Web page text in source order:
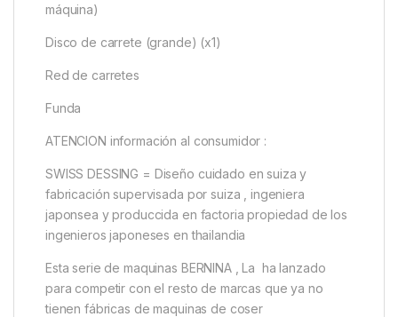
máquina)
Disco de carrete (grande) (x1)
Red de carretes
Funda
ATENCION información al consumidor :
SWISS DESSING = Diseño cuidado en suiza y
fabricación supervisada por suiza , ingeniera
japonsea y produccida en factoria propiedad de los
ingenieros japoneses en thailandia
Esta serie de maquinas BERNINA , La ha lanzado
para competir con el resto de marcas que ya no
tienen fábricas de maquinas de coser